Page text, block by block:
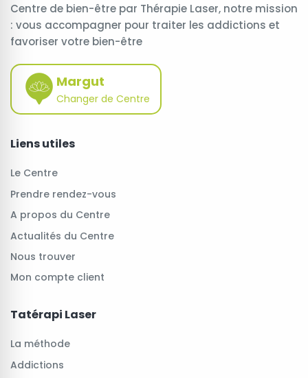
Centre de bien-être par Thérapie Laser, notre mission
: vous accompagner pour traiter les addictions et
favoriser votre bien-être
Margut
Changer de Centre
Liens utiles
Le Centre
Prendre rendez-vous
A propos du Centre
Actualités du Centre
Nous trouver
Mon compte client
Tatérapi Laser
La méthode
Addictions